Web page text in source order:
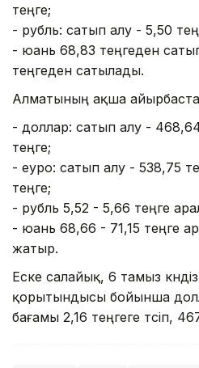
теңге;
- рубль: сатып алу - 5,50
- юань 68,83 теңгеден
теңгеден сатылады.
Алматының ақша
- доллар: сатып алу -
теңге;
- еуро: сатып алу - 538,75
теңге;
- рубль 5,52 - 5,66 теңге
- юань 68,66 - 71,15 теңге
жатыр.
Еске салайық, 6 тамыз
қорытындысы бойынша
бағамы 2,16 теңгеге түсіп,